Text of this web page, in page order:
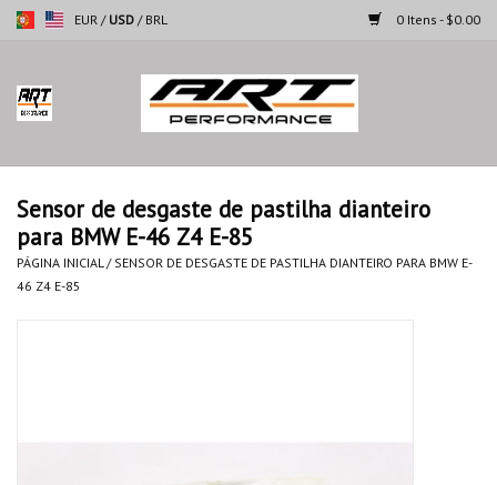
EUR / USD / BRL 0 Itens - $0.00
Página inicial
Motocicletas
Automoveis
Marcas
Sensor de desgaste de pastilha dianteiro
para BMW E-46 Z4 E-85
PÁGINA INICIAL / SENSOR DE DESGASTE DE PASTILHA DIANTEIRO PARA BMW E-
46 Z4 E-85